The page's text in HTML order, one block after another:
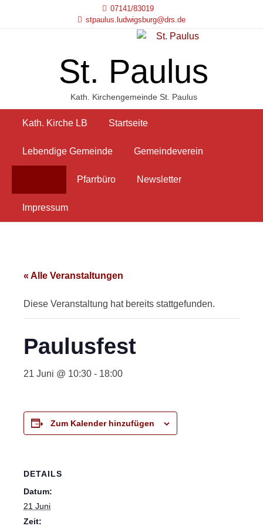
07141/83019
stpaulus.ludwigsburg@drs.de
St. Paulus
Kath. Kirchengemeinde St. Paulus
Kath. Kirche LB Startseite
Lebendige Gemeinde Gemeindeverein
Pfarrbüro Newsletter
Impressum
« Alle Veranstaltungen
Diese Veranstaltung hat bereits stattgefunden.
Paulusfest
21 Juni @ 10:30 - 18:00
Zum Kalender hinzufügen
DETAILS
Datum:
21 Juni
Zeit: